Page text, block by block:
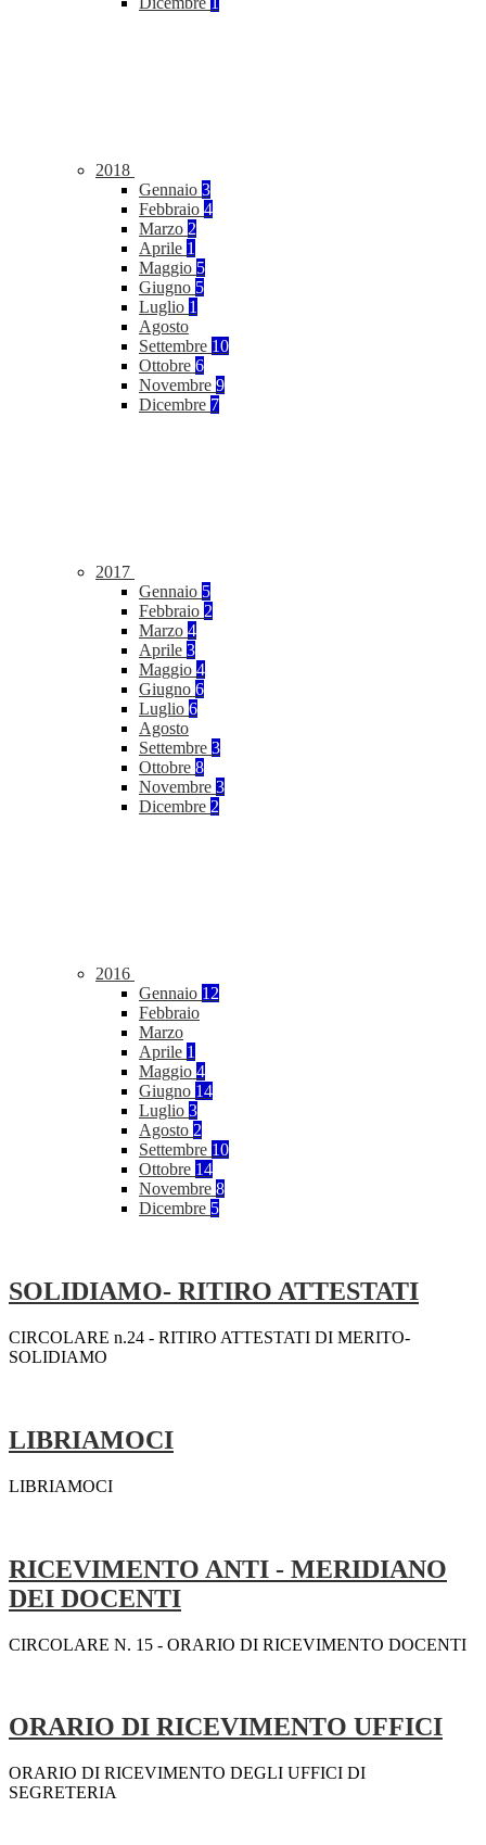
2018
Gennaio 3
Febbraio 4
Marzo 2
Aprile 1
Maggio 5
Giugno 5
Luglio 1
Agosto
Settembre 10
Ottobre 6
Novembre 9
Dicembre 7
2017
Gennaio 5
Febbraio 2
Marzo 4
Aprile 3
Maggio 4
Giugno 6
Luglio 6
Agosto
Settembre 3
Ottobre 8
Novembre 3
Dicembre 2
2016
Gennaio 12
Febbraio
Marzo
Aprile 1
Maggio 4
Giugno 14
Luglio 3
Agosto 2
Settembre 10
Ottobre 14
Novembre 8
Dicembre 5
SOLIDIAMO- RITIRO ATTESTATI
CIRCOLARE n.24 - RITIRO ATTESTATI DI MERITO-
SOLIDIAMO
LIBRIAMOCI
LIBRIAMOCI
RICEVIMENTO ANTI - MERIDIANO
DEI DOCENTI
CIRCOLARE N. 15 - ORARIO DI RICEVIMENTO DOCENTI
ORARIO DI RICEVIMENTO UFFICI
ORARIO DI RICEVIMENTO DEGLI UFFICI DI
SEGRETERIA